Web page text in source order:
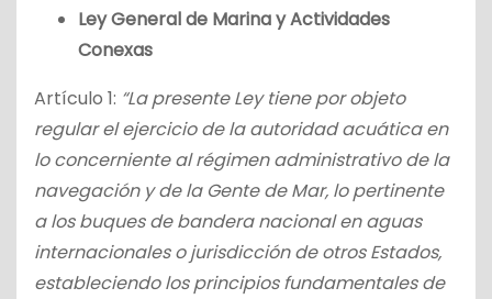
Ley General de Marina y Actividades
Conexas
Artículo 1: “La presente Ley tiene por objeto
regular el ejercicio de la autoridad acuática en
lo concerniente al régimen administrativo de la
navegación y de la Gente de Mar, lo pertinente
a los buques de bandera nacional en aguas
internacionales o jurisdicción de otros Estados,
estableciendo los principios fundamentales de